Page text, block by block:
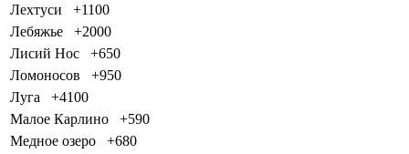
Лехтуси
+1100
Лебяжье
+2000
Лисий Нос
+650
Ломоносов
+950
Луга
+4100
Малое Карлино
+590
Медное озеро
+680